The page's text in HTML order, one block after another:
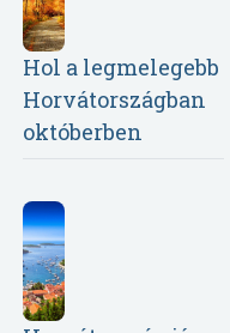
Hol a legmelegebb
Horvátországban
októberben